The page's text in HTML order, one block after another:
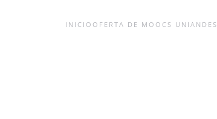
INICIO OFERTA DE MOOCS UNIANDES